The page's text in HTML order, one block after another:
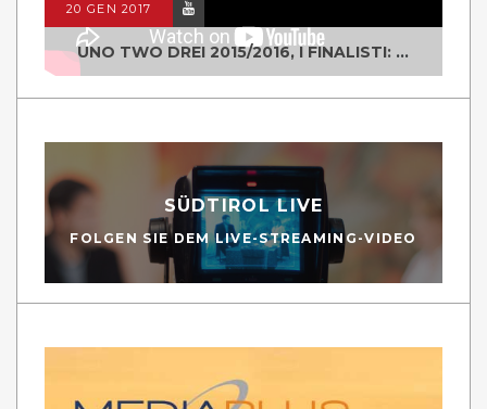
20 GEN 2017
UNO TWO DREI 2015/2016, I FINALISTI: CLASSE IV ALS ISTITUTO "DEGASPERI" BORGO VALSUGANA
SÜDTIROL LIVE
FOLGEN SIE DEM LIVE-STREAMING-VIDEO